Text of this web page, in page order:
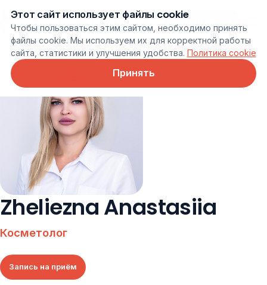
Онлайн запись
Zheliezna Anastasiia
Косметолог
Запись на приём
Этот сайт использует файлы cookie
Чтобы пользоваться этим сайтом, необходимо принять
файлы cookie. Мы используем их для корректной работы
сайта, статистики и улучшения удобства. Политика cookie
Принять